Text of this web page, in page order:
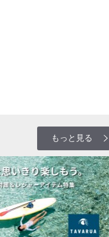
もっと見る